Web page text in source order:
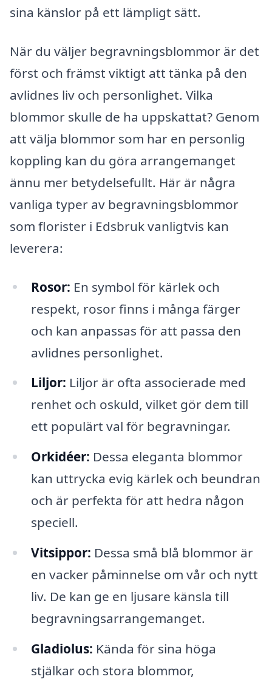
sina känslor på ett lämpligt sätt.
När du väljer begravningsblommor är det
först och främst viktigt att tänka på den
avlidnes liv och personlighet. Vilka
blommor skulle de ha uppskattat? Genom
att välja blommor som har en personlig
koppling kan du göra arrangemanget
ännu mer betydelsefullt. Här är några
vanliga typer av begravningsblommor
som florister i Edsbruk vanligtvis kan
leverera:
Rosor: En symbol för kärlek och
respekt, rosor finns i många färger
och kan anpassas för att passa den
avlidnes personlighet.
Liljor: Liljor är ofta associerade med
renhet och oskuld, vilket gör dem till
ett populärt val för begravningar.
Orkidéer: Dessa eleganta blommor
kan uttrycka evig kärlek och beundran
och är perfekta för att hedra någon
speciell.
Vitsippor: Dessa små blå blommor är
en vacker påminnelse om vår och nytt
liv. De kan ge en ljusare känsla till
begravningsarrangemanget.
Gladiolus: Kända för sina höga
stjälkar och stora blommor,